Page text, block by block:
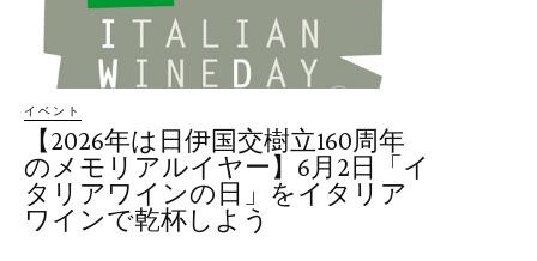
イベント
【2026年は日伊国交樹立160周年
のメモリアルイヤー】6月2日「イ
タリアワインの日」をイタリア
ワインで乾杯しよう